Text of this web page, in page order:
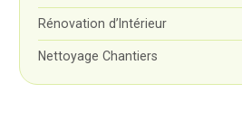
Rénovation d’Intérieur
Nettoyage Chantiers